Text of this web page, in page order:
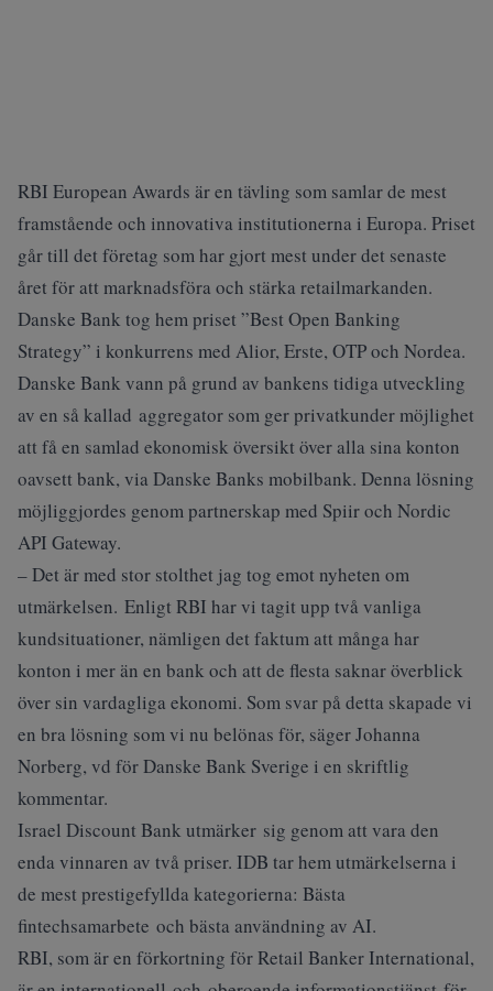
RBI European Awards är en tävling som samlar de mest
framstående och innovativa institutionerna i Europa. Priset
går till det företag som har gjort mest under det senaste
året för att marknadsföra och stärka retailmarkanden.
Danske Bank tog hem priset ”Best Open Banking
Strategy” i konkurrens med Alior, Erste, OTP och Nordea.
Danske Bank vann på grund av bankens tidiga utveckling
av en så kallad aggregator som ger privatkunder möjlighet
att få en samlad ekonomisk översikt över alla sina konton
oavsett bank, via Danske Banks mobilbank. Denna lösning
möjliggjordes genom partnerskap med Spiir och Nordic
API Gateway.
– Det är med stor stolthet jag tog emot nyheten om
utmärkelsen. Enligt RBI har vi tagit upp två vanliga
kundsituationer, nämligen det faktum att många har
konton i mer än en bank och att de flesta saknar överblick
över sin vardagliga ekonomi. Som svar på detta skapade vi
en bra lösning som vi nu belönas för, säger Johanna
Norberg, vd för Danske Bank Sverige i en skriftlig
kommentar.
Israel Discount Bank utmärker sig genom att vara den
enda vinnaren av två priser. IDB tar hem utmärkelserna i
de mest prestigefyllda kategorierna: Bästa
fintechsamarbete och bästa användning av AI.
RBI, som är en förkortning för Retail Banker International,